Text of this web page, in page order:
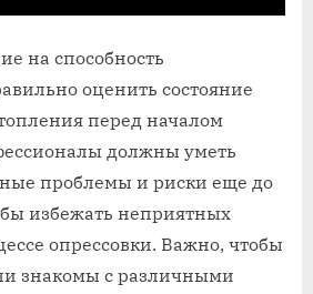
на способность
оценить состояние
перед началом
должны уметь
проблемы и риски еще до
избежать неприятных
опрессовки. Важно, чтобы
знакомы с различными